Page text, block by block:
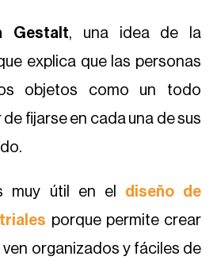
Gestalt, una idea de la
explica que las personas
objetos como un todo
fijarse en cada una de sus
muy útil en el diseño de
porque permite crear
organizados y fáciles de